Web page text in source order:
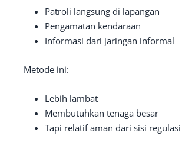
Patroli langsung di lapangan
Pengamatan kendaraan
Informasi dari jaringan informal
Metode ini:
Lebih lambat
Membutuhkan tenaga besar
Tapi relatif aman dari sisi regulasi